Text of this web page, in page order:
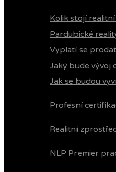
Kolik stojí
Pardubické
Vyplatí se
Jaký bude vývoj
Jak se budou
Profesní
Realitní
NLP Premier